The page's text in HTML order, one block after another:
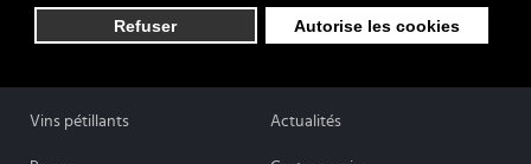
Refuser Autorise les cookies
Vins Blancs
Vins pétillants Actualités